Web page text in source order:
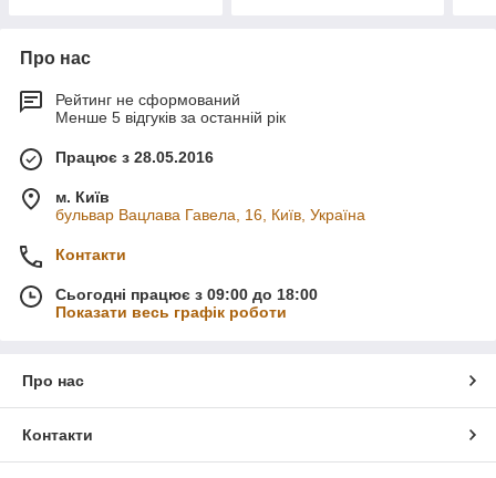
Про нас
Рейтинг не сформований
Менше 5 відгуків за останній рік
Працює з 28.05.2016
м. Київ
бульвар Вацлава Гавела, 16, Київ, Україна
Контакти
Сьогодні працює з 09:00 до 18:00
Показати весь графік роботи
Про нас
Контакти